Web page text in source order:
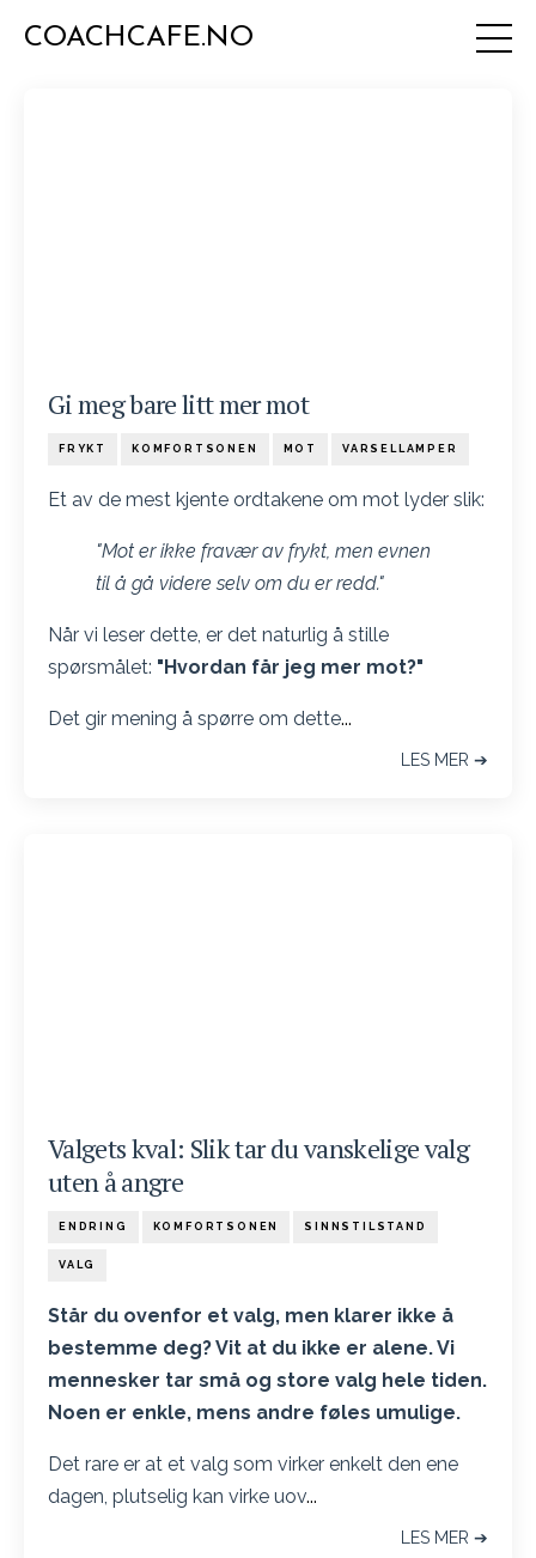
COACHCAFE.NO
Gi meg bare litt mer mot
FRYKT KOMFORTSONEN MOT VARSELLAMPER
Et av de mest kjente ordtakene om mot lyder slik:
"Mot er ikke fravær av frykt, men evnen
til å gå videre selv om du er redd."
Når vi leser dette, er det naturlig å stille
spørsmålet: "Hvordan får jeg mer mot?"
Det gir mening å spørre om dette...
LES MER ➔
Valgets kval: Slik tar du vanskelige valg
uten å angre
ENDRING KOMFORTSONEN SINNSTILSTAND
VALG
Står du ovenfor et valg, men klarer ikke å
bestemme deg? Vit at du ikke er alene. Vi
mennesker tar små og store valg hele tiden.
Noen er enkle, mens andre føles umulige.
Det rare er at et valg som virker enkelt den ene
dagen, plutselig kan virke uov...
LES MER ➔